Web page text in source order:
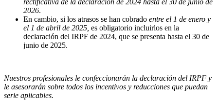
2026.
En cambio, si los atrasos se han cobrado entre el 1 de enero y
el 1 de abril de 2025, es obligatorio incluirlos en la
declaración del IRPF de 2024, que se presenta hasta el 30 de
junio de 2025.
Nuestros profesionales le confeccionarán la declaración del IRPF y
le asesorarán sobre todos los incentivos y reducciones que puedan
serle aplicables.